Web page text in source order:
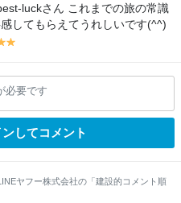
luckさん これまでの旅の常識
してもらえてうれしいです(^^)
y
lo
w
必要です
ンしてコメント
ヤフー株式会社の「建設的コメント順